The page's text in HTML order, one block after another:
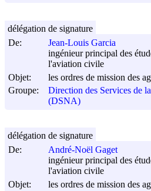
De:
Jean-Louis Garcia
ingénieur principal des
l'aviation civile
Objet:
les ordres de mission des
Groupe:
Direction des Services de
(DSNA)
délégation de signature
De:
André-Noël Gaget
ingénieur principal des
l'aviation civile
Objet:
les ordres de mission des
délégation de signature